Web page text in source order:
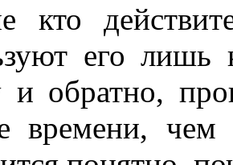
кто
его лишь
и обратно,
времени, чем